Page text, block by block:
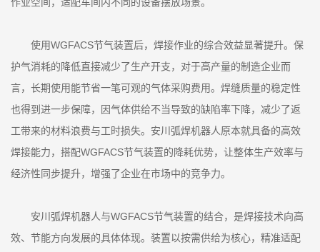
使用WGFACS节气装置后，焊接作业的综合效益显著提升。保
护气消耗的降低直接减少了生产开支，对于高产量的制造企业而
言，长期使用能节省一笔可观的气体采购费用。焊缝质量的稳定性
也得到进一步保障，因气体供给不当导致的缺陷率下降，减少了返
工带来的材料浪费与工时损失。安川弧焊机器人原本就具备的高效
焊接能力，搭配WGFACS节气装置的降耗优势，让整体生产效率与
经济性同步提升，增强了企业在市场中的竞争力。
安川弧焊机器人与WGFACS节气装置的结合，是焊接技术向高
效、节能方向发展的具体体现。装置以按需供给为核心，精准适配